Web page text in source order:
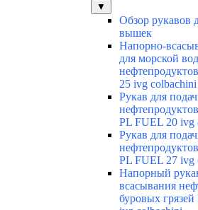
▼
Обзор рукавов
вышек
Напорно-
для морской
25 ivg colbachini
Рукав для
PL FUEL 20 ivg
Рукав для
PL FUEL 27 ivg
Напорный
всасывания
буровых